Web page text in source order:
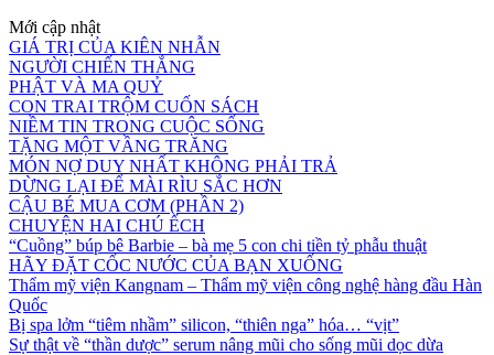
Mới cập nhật
GIÁ TRỊ CỦA KIÊN NHẪN
NGƯỜI CHIẾN THẮNG
PHẬT VÀ MA QUỶ
CON TRAI TRỘM CUỐN SÁCH
NIỀM TIN TRONG CUỘC SỐNG
TẶNG MỘT VẦNG TRĂNG
MÓN NỢ DUY NHẤT KHÔNG PHẢI TRẢ
DỪNG LẠI ĐỂ MÀI RÌU SẮC HƠN
CẬU BÉ MUA CƠM (PHẦN 2)
CHUYỆN HAI CHÚ ẾCH
“Cuồng” búp bê Barbie – bà mẹ 5 con chi tiền tỷ phẫu thuật
HÃY ĐẶT CỐC NƯỚC CỦA BẠN XUỐNG
Thẩm mỹ viện Kangnam – Thẩm mỹ viện công nghệ hàng đầu Hàn
Quốc
Bị spa lởm “tiêm nhầm” silicon, “thiên nga” hóa… “vịt”
Sự thật về “thần dược” serum nâng mũi cho sống mũi dọc dừa